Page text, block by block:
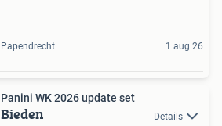
Papendrecht 1 aug 26
Panini WK 2026 update set
Bieden Details